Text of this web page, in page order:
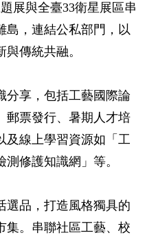
展與全臺33衛星展區串
島，連結公私部門，以
傳統共融。
分享，包括工藝國際論
郵票發行、暑期人才培
及線上學習資源如「工
修護知識網」等。
選品，打造風格獨具的
集。串聯社區工藝、校